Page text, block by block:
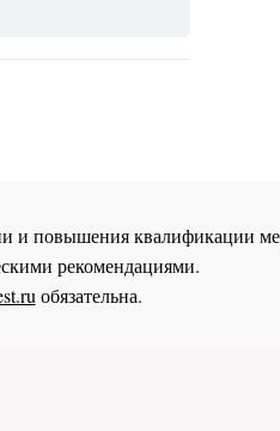
и повышения квалификации
рекомендациями.
обязательна.